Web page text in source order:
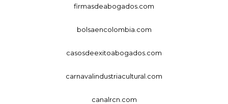
firmasdeabogados.com
bolsaencolombia.com
casosdeexitoabogados.com
carnavalindustriacultural.com
canalrcn.com